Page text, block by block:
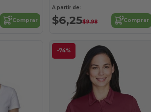
Comprar
A partir de:
$6,25$9,98 Comprar
-74%